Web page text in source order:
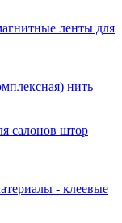
ленты для
нить
салонов штор
- клеевые